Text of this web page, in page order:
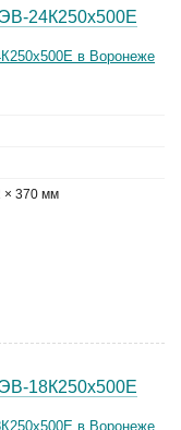
24К250х500Е
× 370 мм
18К250х500Е